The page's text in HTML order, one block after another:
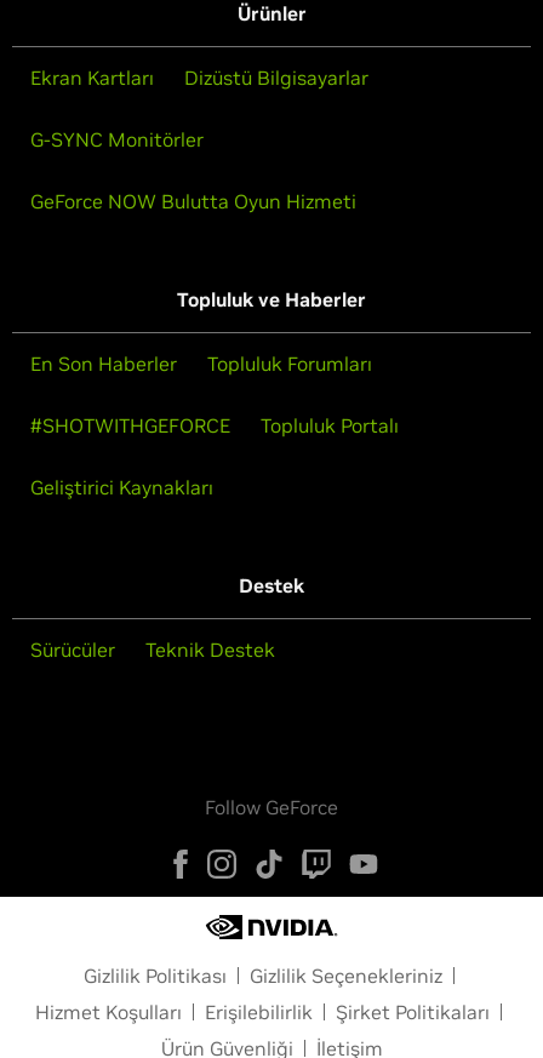
Ürünler
Ekran Kartları Dizüstü Bilgisayarlar
G-SYNC Monitörler
GeForce NOW Bulutta Oyun Hizmeti
Topluluk ve Haberler
En Son Haberler Topluluk Forumları
#SHOTWITHGEFORCE Topluluk Portalı
Geliştirici Kaynakları
Destek
Sürücüler Teknik Destek
Follow GeForce
Gizlilik Politikası
Gizlilik Seçenekleriniz
Hizmet Koşulları
Erişilebilirlik
Şirket Politikaları
Ürün Güvenliği
İletişim